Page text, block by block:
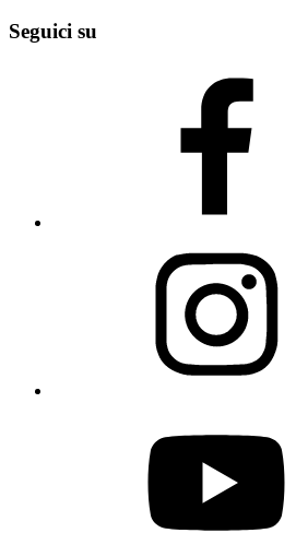
Seguici su